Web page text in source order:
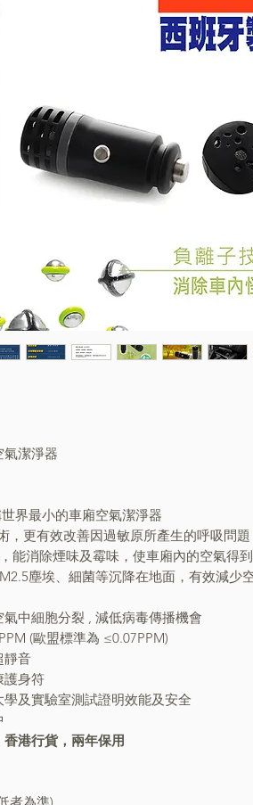
氣潔淨器
界最小的車廂空氣潔淨器
，更有效改善因過敏原所產生的呼吸問題
能消除煙味及霉味，使車廂內的空氣得
塵埃、細菌等沉降在地面，有效減少
氣中細胞分裂 , 減低病毒傳播機會
(歐盟標準為 ≤0.07PPM)
靜音
護身符
學及實驗室測試證明效能及安全
港行貨，兩年保用